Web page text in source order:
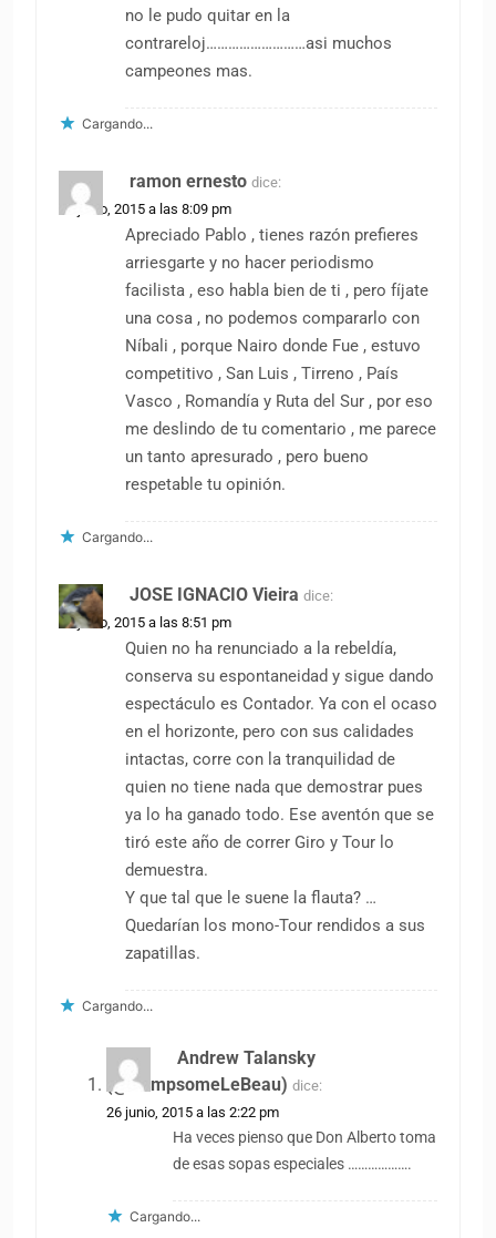
no le pudo quitar en la
contrareloj………………………asi muchos
campeones mas.
Cargando...
ramon ernesto dice:
25 junio, 2015 a las 8:09 pm
Apreciado Pablo , tienes razón prefieres
arriesgarte y no hacer periodismo
facilista , eso habla bien de ti , pero fíjate
una cosa , no podemos compararlo con
Níbali , porque Nairo donde Fue , estuvo
competitivo , San Luis , Tirreno , País
Vasco , Romandía y Ruta del Sur , por eso
me deslindo de tu comentario , me parece
un tanto apresurado , pero bueno
respetable tu opinión.
Cargando...
JOSE IGNACIO Vieira dice:
25 junio, 2015 a las 8:51 pm
Quien no ha renunciado a la rebeldía,
conserva su espontaneidad y sigue dando
espectáculo es Contador. Ya con el ocaso
en el horizonte, pero con sus calidades
intactas, corre con la tranquilidad de
quien no tiene nada que demostrar pues
ya lo ha ganado todo. Ese aventón que se
tiró este año de correr Giro y Tour lo
demuestra.
Y que tal que le suene la flauta? …
Quedarían los mono-Tour rendidos a sus
zapatillas.
Cargando...
Andrew Talansky
(@HampsomeLeBeau) dice:
26 junio, 2015 a las 2:22 pm
Ha veces pienso que Don Alberto toma
de esas sopas especiales ……………….
Cargando...